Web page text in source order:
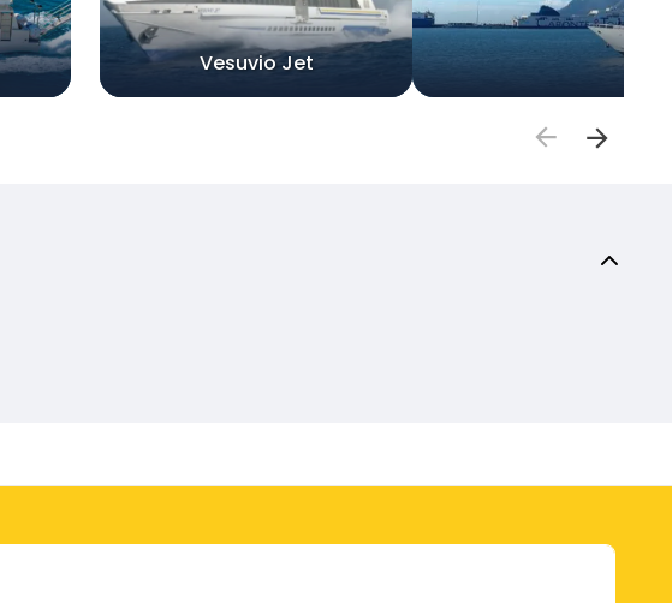
Vesuvio Jet